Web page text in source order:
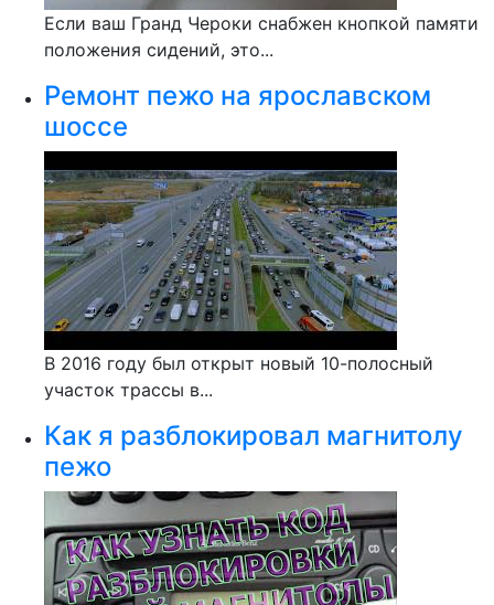
Если ваш Гранд Чероки снабжен кнопкой памяти
положения сидений, это...
Ремонт пежо на ярославском
шоссе
В 2016 году был открыт новый 10-полосный
участок трассы в...
Как я разблокировал магнитолу
пежо